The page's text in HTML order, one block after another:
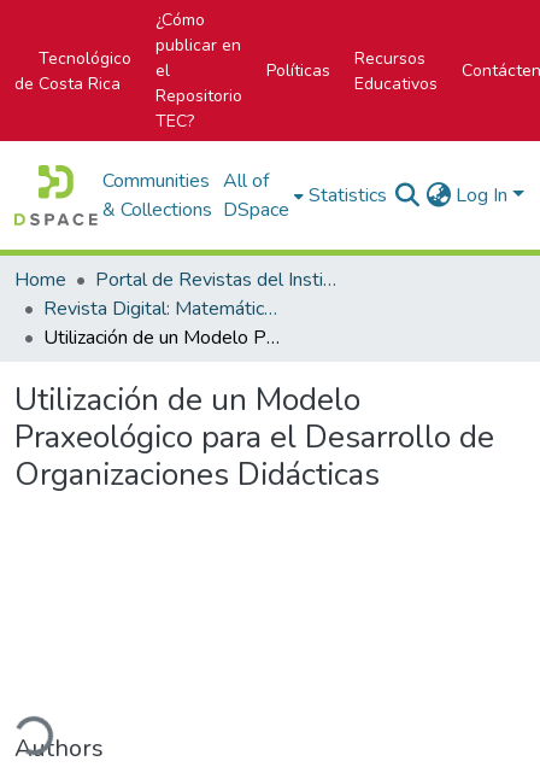
Tecnológico
de Costa Rica
¿Cómo
publicar en
el
Repositorio
TEC?
Políticas
Recursos
Educativos
Communities
& Collections
All of
DSpace
Statistics Log In
Home
Portal de Revistas del Instituto Tecnológico de Costa Rica
Revista Digital: Matemática, Educación e Internet
Utilización de un Modelo Praxeológico para el Desarrollo de Organizaciones Didácticas
Utilización de un Modelo
Praxeológico para el Desarrollo de
Organizaciones Didácticas
Authors